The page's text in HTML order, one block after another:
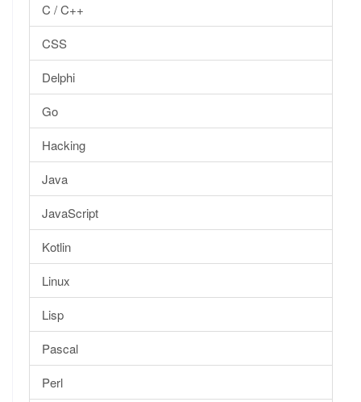
C / C++
CSS
Delphi
Go
Hacking
Java
JavaScript
Kotlin
Linux
Lisp
Pascal
Perl